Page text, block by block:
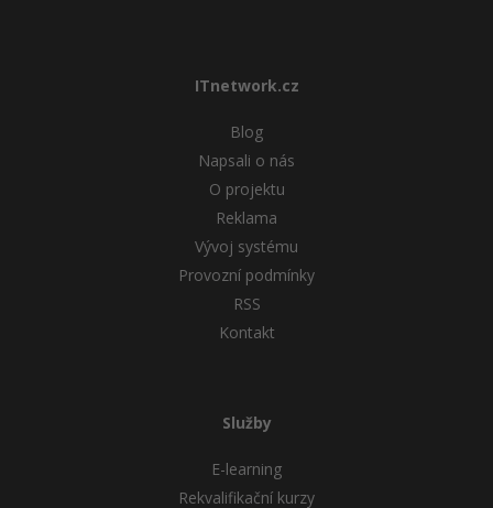
ITnetwork.cz
Blog
Napsali o nás
O projektu
Reklama
Vývoj systému
Provozní podmínky
RSS
Kontakt
Služby
E-learning
Rekvalifikační kurzy